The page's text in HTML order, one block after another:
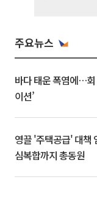
주요뉴스
바다 태운 폭염에…회
이션’
영끌 '주택공급' 대책
심복합까지 총동원